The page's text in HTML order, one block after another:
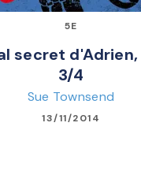
5E
secret d'Adrien,
3/4
Sue Townsend
13/11/2014